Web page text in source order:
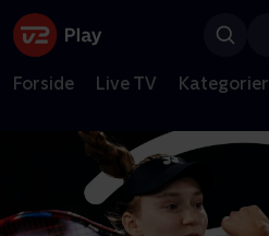
Forside Live TV Kategorier